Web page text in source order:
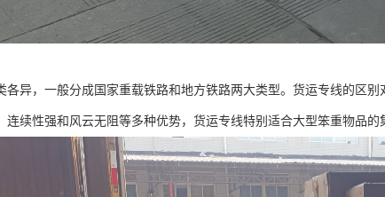
各异，一般分成国家重载铁路和地方铁路两大类型。货运专线的区
连续性强和风云无阻等多种优势，货运专线特别适合大型笨重物品的